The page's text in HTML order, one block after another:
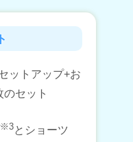
※3とショーツ